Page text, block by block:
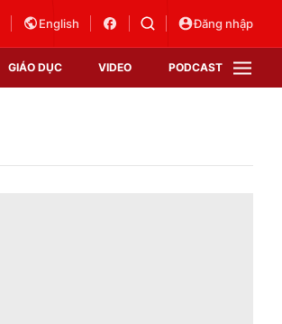
English Đăng nhập
GIÁO DỤC VIDEO PODCAST
VTV Sức khoẻ